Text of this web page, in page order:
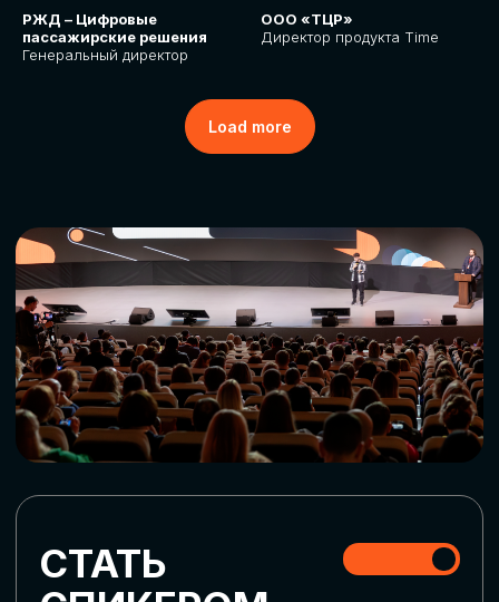
РЖД – Цифровые
пассажирские решения
Генеральный директор
ООО «ТЦР»
Директор продукта Time
Load more